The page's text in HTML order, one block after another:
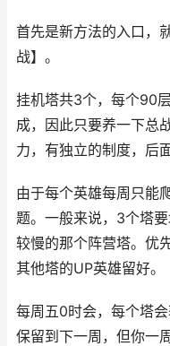
首先是新方法的入口，
战】。
挂机塔共3个，每个90
成，因此只要养一下总
力，有独立的制度，后
由于每个英雄每周只能
题。一般来说，3个塔
较慢的那个阵营塔。优
其他塔的UP英雄留好。
每周五0时会，每个塔
保留到下一周，但你一